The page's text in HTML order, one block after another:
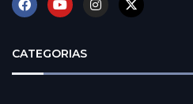
CATEGORIAS